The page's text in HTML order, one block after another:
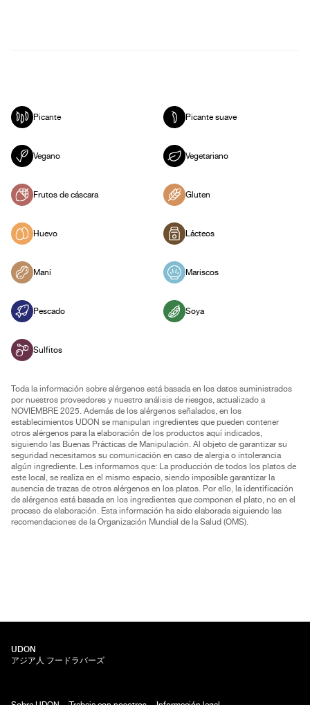
Picante Picante suave
Vegano Vegetariano
Frutos de cáscara Gluten
Huevo Lácteos
Maní Mariscos
Pescado Soya
Sulfitos
Toda la información sobre alérgenos está basada en los datos suministrados
por nuestros proveedores y nuestro análisis de riesgos, actualizado a
NOVIEMBRE 2025. Además de los alérgenos señalados, en los
establecimientos UDON se manipulan ingredientes que pueden contener
otros alérgenos para la elaboración de los productos aquí indicados,
siguiendo las Buenas Prácticas de Manipulación. Al objeto de garantizar su
seguridad necesitamos su comunicación en caso de alergia o intolerancia
algún ingrediente. Les informamos que: La producción de todos los platos de
este local, se realiza en el mismo espacio, siendo imposible garantizar la
ausencia de trazas de otros alérgenos en los platos. Por ello, la identificación
de alérgenos está basada en los ingredientes que componen el plato, no en el
proceso de elaboración. Esta información ha sido elaborada siguiendo las
recomendaciones de la Organización Mundial de la Salud (OMS).
UDON
アジア人 フードラバーズ
Sobre UDON Trabaja con nosotros Información legal